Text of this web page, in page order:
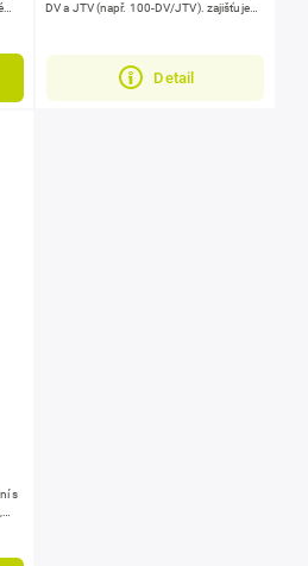
Detail
DV a JTV (např. 100‑DV/JTV). zajišťuje